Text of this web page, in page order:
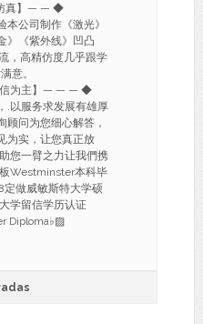
真】— — ◆
公司制作《激光》
》《紫外线》凹凸
，高精仿度几乎跟学
意。
为主】— — — ◆
以服务求发展有雄厚
顾问为您细心解答，
为实，让您真正放
您一臂之力让我們携
Westminster本科毕
做威敏斯特大学硕
学留信学历认证
Diploma♭▨